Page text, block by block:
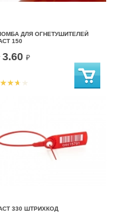
ДЛЯ ОГНЕТУШИТЕЛЕЙ
150
3.60 ₽
330 ШТРИХКОД